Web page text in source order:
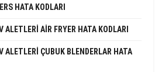
HATA KODLARI
ALETLERI AIR FRYER HATA KODLARI
ALETLERI ÇUBUK BLENDERLAR HATA